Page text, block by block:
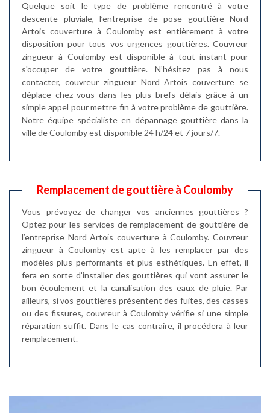
Quelque soit le type de problème rencontré à votre
descente pluviale, l’entreprise de pose gouttière Nord
Artois couverture à Coulomby est entièrement à votre
disposition pour tous vos urgences gouttières. Couvreur
zingueur à Coulomby est disponible à tout instant pour
s'occuper de votre gouttière. N’hésitez pas à nous
contacter, couvreur zingueur Nord Artois couverture se
déplace chez vous dans les plus brefs délais grâce à un
simple appel pour mettre fin à votre problème de gouttière.
Notre équipe spécialiste en dépannage gouttière dans la
ville de Coulomby est disponible 24 h/24 et 7 jours/7.
Remplacement de gouttière à Coulomby
Vous prévoyez de changer vos anciennes gouttières ?
Optez pour les services de remplacement de gouttière de
l’entreprise Nord Artois couverture à Coulomby. Couvreur
zingueur à Coulomby est apte à les remplacer par des
modèles plus performants et plus esthétiques. En effet, il
fera en sorte d’installer des gouttières qui vont assurer le
bon écoulement et la canalisation des eaux de pluie. Par
ailleurs, si vos gouttières présentent des fuites, des casses
ou des fissures, couvreur à Coulomby vérifie si une simple
réparation suffit. Dans le cas contraire, il procédera à leur
remplacement.